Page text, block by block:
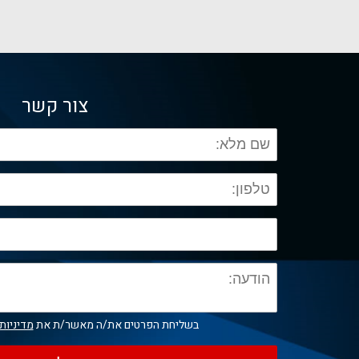
צור קשר
בשליחת הפרטים את/ה מאשר/ת את